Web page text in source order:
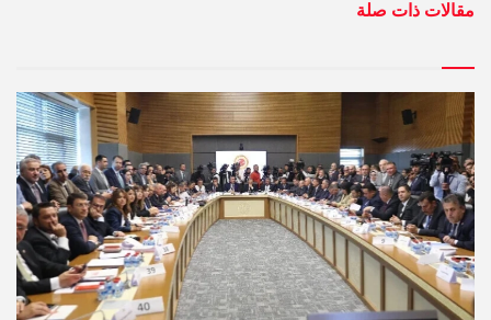
مقالات ذات صلة